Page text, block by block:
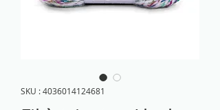
SKU : 4036014124681